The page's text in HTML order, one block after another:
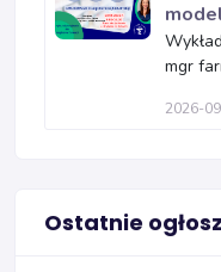
mgr
2026-
Ostatnie